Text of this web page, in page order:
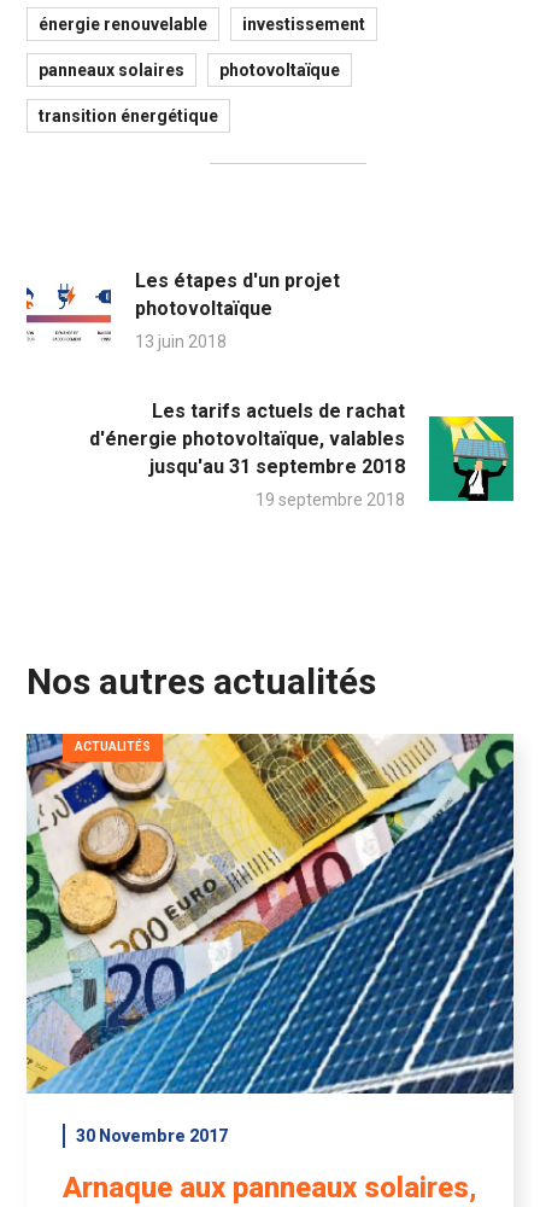
énergie renouvelable investissement
panneaux solaires photovoltaïque
transition énergétique
Les étapes d'un projet
photovoltaïque
13 juin 2018
Les tarifs actuels de rachat
d'énergie photovoltaïque, valables
jusqu'au 31 septembre 2018
19 septembre 2018
Nos autres actualités
ACTUALITÉS
30 Novembre 2017
Arnaque aux panneaux solaires,